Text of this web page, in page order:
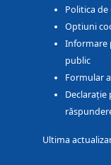
Politica
Optiuni
Informare
public
Formular
Ultima